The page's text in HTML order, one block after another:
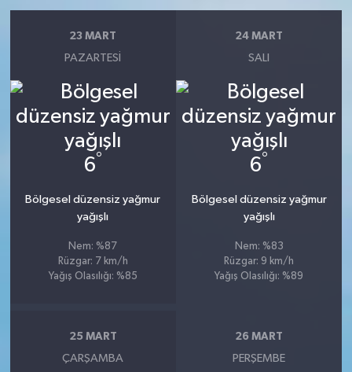
23 MART
PAZARTESI
6°
Bölgesel düzensiz yağmur
yağışlı
Nem: %87
Rüzgar: 7 km/h
Yağış Olasılığı: %85
24 MART
SALI
6°
Bölgesel düzensiz yağmur
yağışlı
Nem: %83
Rüzgar: 9 km/h
Yağış Olasılığı: %89
25 MART
ÇARŞAMBA
26 MART
PERŞEMBE